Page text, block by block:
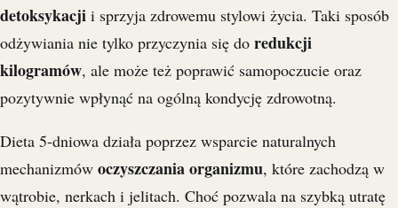
detoksykacji i sprzyja zdrowemu stylowi życia. Taki sposób
odżywiania nie tylko przyczynia się do redukcji
kilogramów, ale może też poprawić samopoczucie oraz
pozytywnie wpłynąć na ogólną kondycję zdrowotną.
Dieta 5-dniowa działa poprzez wsparcie naturalnych
mechanizmów oczyszczania organizmu, które zachodzą w
wątrobie, nerkach i jelitach. Choć pozwala na szybką utratę